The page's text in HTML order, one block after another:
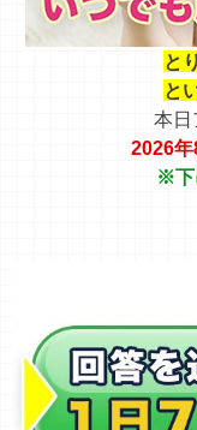
と
と
本日
2026
※下